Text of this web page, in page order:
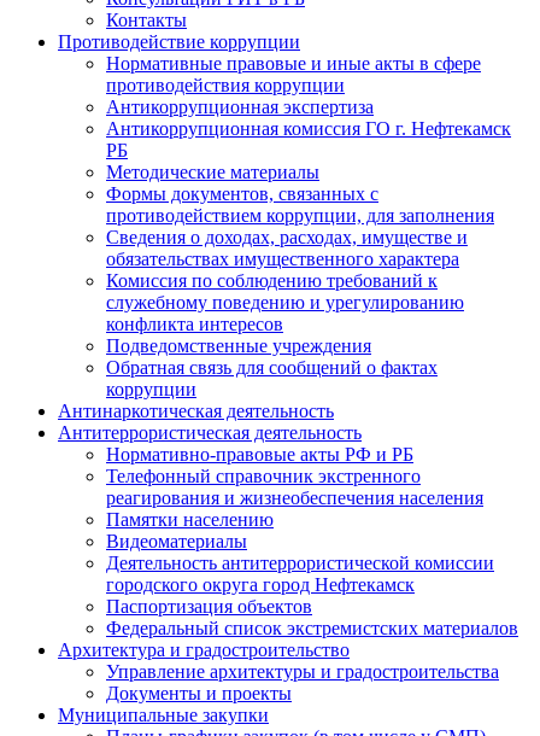
Контакты
Противодействие коррупции
Нормативные правовые и иные акты в сфере
противодействия коррупции
Антикоррупционная экспертиза
Антикоррупционная комиссия ГО г. Нефтекамск
РБ
Методические материалы
Формы документов, связанных с
противодействием коррупции, для заполнения
Сведения о доходах, расходах, имуществе и
обязательствах имущественного характера
Комиссия по соблюдению требований к
служебному поведению и урегулированию
конфликта интересов
Подведомственные учреждения
Обратная связь для сообщений о фактах
коррупции
Антинаркотическая деятельность
Антитеррористическая деятельность
Нормативно-правовые акты РФ и РБ
Телефонный справочник экстренного
реагирования и жизнеобеспечения населения
Памятки населению
Видеоматериалы
Деятельность антитеррористической комиссии
городского округа город Нефтекамск
Паспортизация объектов
Федеральный список экстремистских материалов
Архитектура и градостроительство
Управление архитектуры и градостроительства
Документы и проекты
Муниципальные закупки